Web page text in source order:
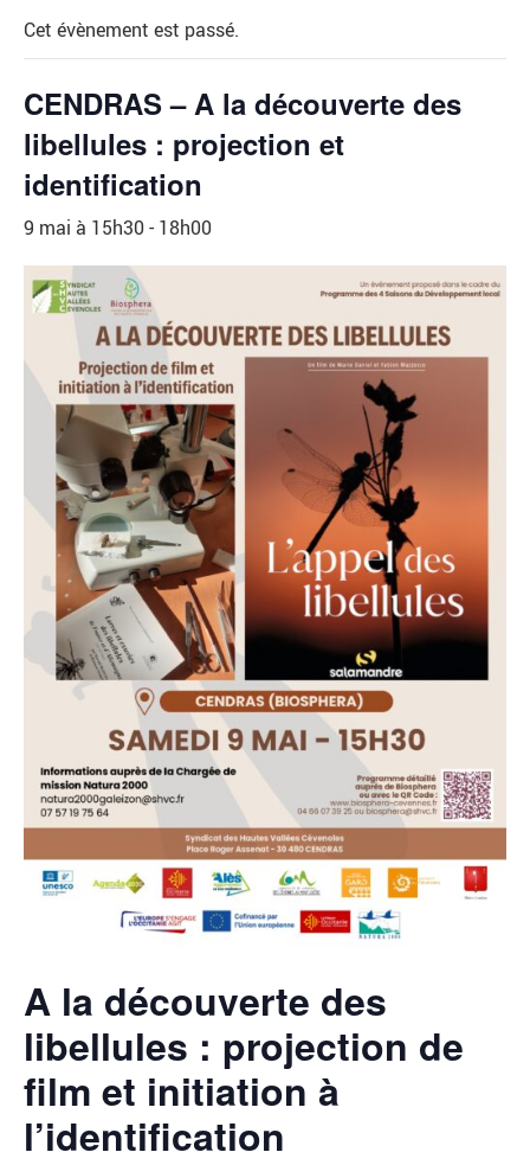
Cet évènement est passé.
CENDRAS – A la découverte des
libellules : projection et
identification
9 mai à 15h30- 18h00
A la découverte des
libellules : projection de
film et initiation à
l’identification